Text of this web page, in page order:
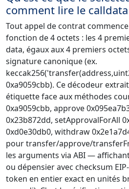
comment lire le calldata
Tout appel de contrat
fonction de 4 octets : les 4
data, égaux aux 4 premiers
signature canonique (ex.
0xa9059cbb). Ce décodeur
étiquette face aux méthodes
0xa9059cbb, approve
0x23b872dd, setApprovalForAll
0xd0e30db0, withdraw
pour transfer/approve/
les arguments via ABI —
ou dépensier avec checksum
token en entier exact en unités